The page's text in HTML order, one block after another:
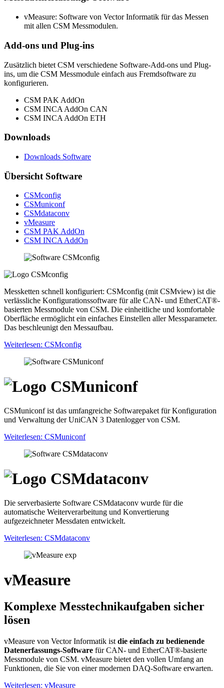
vMeasure: Software von Vector Informatik für das Messen
mit allen CSM Messmodulen.
Add-ons und Plug-ins
Zusätzlich bietet CSM verschiedene Software-Add-ons und Plug-
ins, um die CSM Messmodule einfach aus Fremdsoftware zu
konfigurieren.
CSM PAK AddOn
CSM INCA AddOn CAN
CSM INCA AddOn ETH
Downloads
Downloads Software
Übersicht Software
CSMconfig
CSMuniconf
CSMdataconv
vMeasure
CSM PAK AddOn
CSM INCA AddOn
Messketten schnell konfiguriert: CSMconfig (mit CSMview) ist die
verlässliche Konfigurationssoftware für alle CAN- und EtherCAT®-
basierten Messmodule von CSM. Die einheitliche und komfortable
Oberfläche ermöglicht ein einfaches Einstellen aller Messparameter.
Das beschleunigt den Messaufbau.
Weiterlesen: CSMconfig
CSMuniconf ist das umfangreiche Softwarepaket für Konfiguration
und Verwaltung der UniCAN 3 Datenlogger von CSM.
Weiterlesen: CSMuniconf
Die serverbasierte Software CSMdataconv wurde für die
automatische Weiterverarbeitung und Konvertierung
aufgezeichneter Messdaten entwickelt.
Weiterlesen: CSMdataconv
vMeasure
Komplexe Messtechnikaufgaben sicher
lösen
vMeasure von Vector Informatik ist die einfach zu bedienende
Datenerfassungs-Software für CAN- und EtherCAT®-basierte
Messmodule von CSM. vMeasure bietet den vollen Umfang an
Funktionen, die Sie von einer modernen DAQ-Software erwarten.
Weiterlesen: vMeasure